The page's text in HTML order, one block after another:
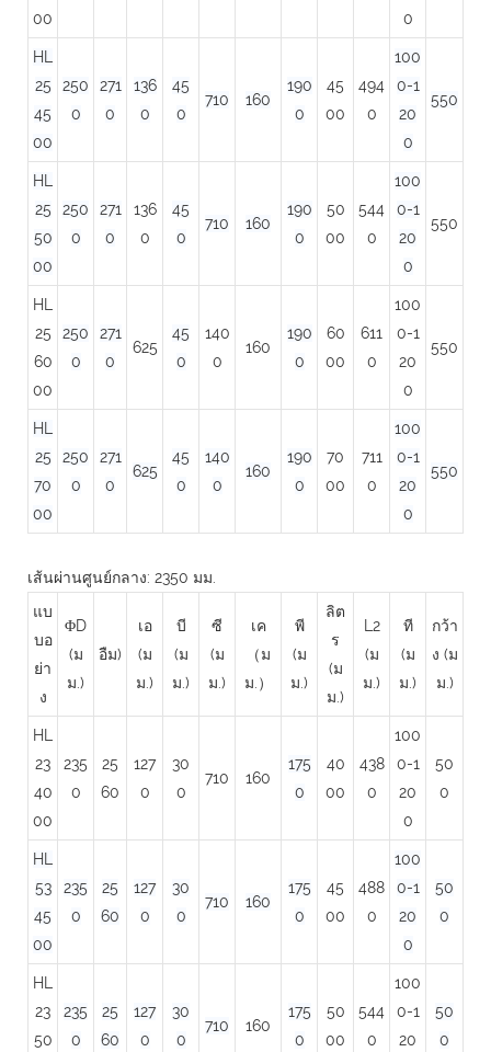
00
0
HL
25
45
00
250
0
271
0
136
0
45
0
710 160
190
0
45
00
494
0
100
0-1
20
0
550
HL
25
50
00
250
0
271
0
136
0
45
0
710 160
190
0
50
00
544
0
100
0-1
20
0
550
HL
25
60
00
250
0
271
0
625
45
0
140
0
160
190
0
60
00
611
0
100
0-1
20
0
550
HL
25
70
00
250
0
271
0
625
45
0
140
0
160
190
0
70
00
711
0
100
0-1
20
0
550
เส้นผ่านศูนย์กลาง: 2350 มม.
แบ
บอ
ย่า
ง
ΦD
(ม
ม.)
อืม)
เอ
(ม
ม.)
บี
(ม
ม.)
ซี
(ม
ม.)
เค
（ม
ม.）
พี
(ม
ม.)
ลิต
ร
(ม
ม.)
L2
(ม
ม.)
ที
(ม
ม.)
กว้า
ง (ม
ม.)
HL
23
40
00
235
0
25
60
127
0
30
0
710 160
175
0
40
00
438
0
100
0-1
20
0
50
0
HL
53
45
00
235
0
25
60
127
0
30
0
710 160
175
0
45
00
488
0
100
0-1
20
0
50
0
HL
23
50
235
0
25
60
127
0
30
0
710 160
175
0
50
00
544
0
100
0-1
20
50
0